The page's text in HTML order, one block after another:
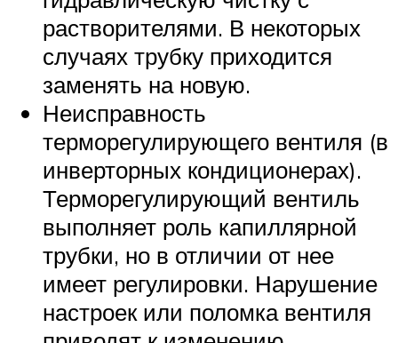
растворителями. В некоторых
случаях трубку приходится
заменять на новую.
Неисправность
терморегулирующего вентиля (в
инверторных кондиционерах).
Терморегулирующий вентиль
выполняет роль капиллярной
трубки, но в отличии от нее
имеет регулировки. Нарушение
настроек или поломка вентиля